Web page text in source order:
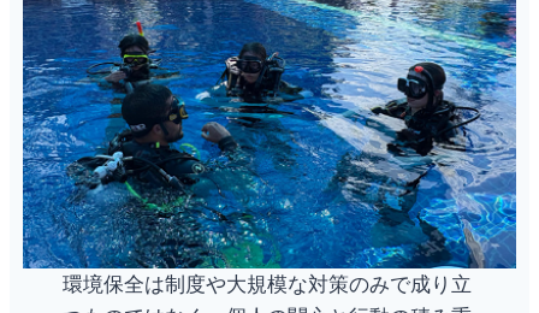
環境保全は制度や大規模な対策のみで成り立